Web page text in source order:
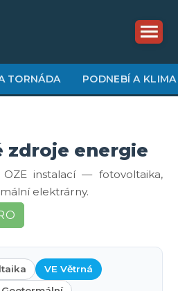
TORNÁDA PODNEBÍ A KLIMA
zdroje energie
OZE instalací — fotovoltaika,
elektrárny.
VE Větrná